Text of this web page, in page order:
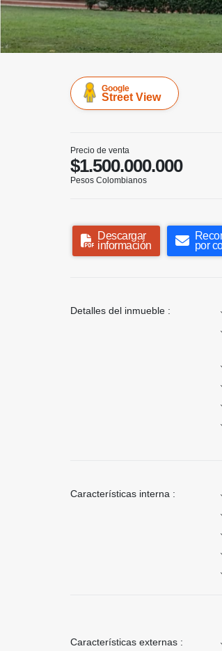
Google
Street View
Precio de venta
$1.500.000.000
Pesos Colombianos
Descargar
información
por
Detalles del inmueble :
Características interna :
Características externas :